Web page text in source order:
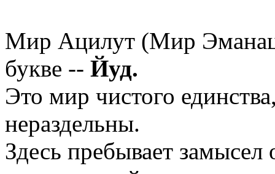
Мир Ацилут (Мир
букве -- Йуд.
Это мир чистого
нераздельны.
Здесь пребывает замысел